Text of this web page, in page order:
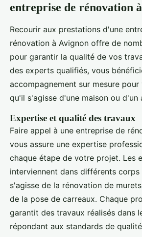
entreprise de rénovation
Recourir aux prestations d'une
rénovation à Avignon offre de
pour garantir la qualité de vos
des experts qualifiés, vous
accompagnement sur mesure
qu'il s'agisse d'une maison ou d'un
Expertise et qualité des travaux
Faire appel à une entreprise de
vous assure une expertise
chaque étape de votre projet. Les
interviennent dans différents corps
s'agisse de la rénovation de
de la pose de carreaux. Chaque
garantit des travaux réalisés dans
répondant aux standards de